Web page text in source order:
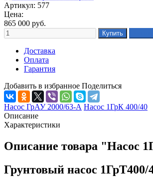
Артикул: 577
Цена:
865 000 руб.
Доставка
Оплата
Гарантия
Добавить в избранное Поделиться
Насос ГрАУ 2000/63-А Насос 1ГрК 400/40
Описание
Характеристики
Описание товара "Насос
Грунтовый насос 1ГрТ400/